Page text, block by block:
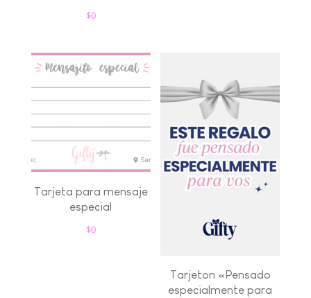
$0
Tarjeta para mensaje
especial
$0
Tarjeton «Pensado
especialmente para